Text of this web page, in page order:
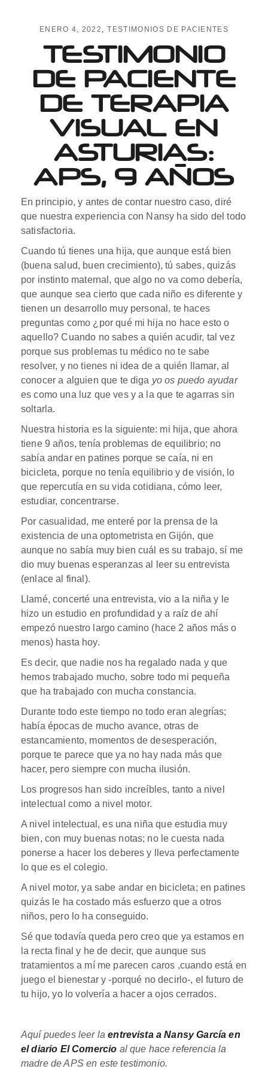
ENERO 4, 2022 TESTIMONIOS DE PACIENTES
TESTIMONIO
DE PACIENTE
DE TERAPIA
VISUAL EN
ASTURIAS:
APS, 9 AÑOS
En principio, y antes de contar nuestro caso, diré
que nuestra experiencia con Nansy ha sido del todo
satisfactoria.
Cuando tú tienes una hija, que aunque está bien
(buena salud, buen crecimiento), tú sabes, quizás
por instinto maternal, que algo no va como debería,
que aunque sea cierto que cada niño es diferente y
tienen un desarrollo muy personal, te haces
preguntas como ¿por qué mi hija no hace esto o
aquello? Cuando no sabes a quién acudir, tal vez
porque sus problemas tu médico no te sabe
resolver, y no tienes ni idea de a quién llamar, al
conocer a alguien que te diga yo os puedo ayudar
es como una luz que ves y a la que te agarras sin
soltarla.
Nuestra historia es la siguiente: mi hija, que ahora
tiene 9 años, tenía problemas de equilibrio; no
sabía andar en patines porque se caía, ni en
bicicleta, porque no tenía equilibrio y de visión, lo
que repercutía en su vida cotidiana, cómo leer,
estudiar, concentrarse.
Por casualidad, me enteré por la prensa de la
existencia de una optometrista en Gijón, que
aunque no sabía muy bien cuál es su trabajo, sí me
dio muy buenas esperanzas al leer su entrevista
(enlace al final).
Llamé, concerté una entrevista, vio a la niña y le
hizo un estudio en profundidad y a raíz de ahí
empezó nuestro largo camino (hace 2 años más o
menos) hasta hoy.
Es decir, que nadie nos ha regalado nada y que
hemos trabajado mucho, sobre todo mi pequeña
que ha trabajado con mucha constancia.
Durante todo este tiempo no todo eran alegrías;
había épocas de mucho avance, otras de
estancamiento, momentos de desesperación,
porque te parece que ya no hay nada más que
hacer, pero siempre con mucha ilusión.
Los progresos han sido increíbles, tanto a nivel
intelectual como a nivel motor.
A nivel intelectual, es una niña que estudia muy
bien, con muy buenas notas; no le cuesta nada
ponerse a hacer los deberes y lleva perfectamente
lo que es el colegio.
A nivel motor, ya sabe andar en bicicleta; en patines
quizás le ha costado más esfuerzo que a otros
niños, pero lo ha conseguido.
Sé que todavía queda pero creo que ya estamos en
la recta final y he de decir, que aunque sus
tratamientos a mí me parecen caros ,cuando está en
juego el bienestar y -porqué no decirlo-, el futuro de
tu hijo, yo lo volvería a hacer a ojos cerrados.
Aquí puedes leer laentrevista a Nansy García en
el diario El Comercio al que hace referencia la
madre de APS en este testimonio.